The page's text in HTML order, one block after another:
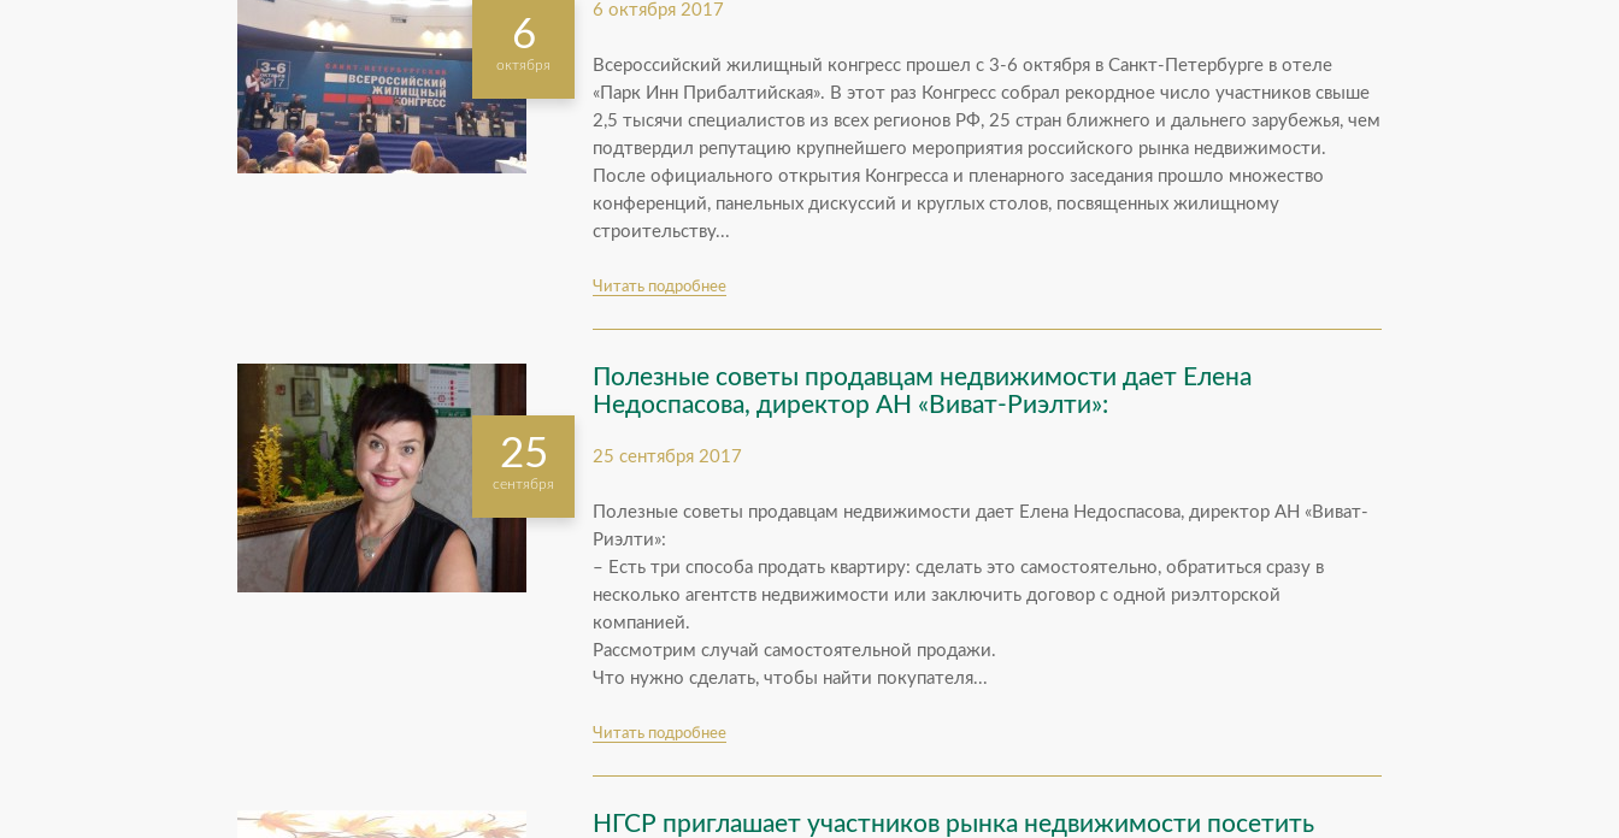
6
октября
6 октября 2017
Всероссийский жилищный конгресс прошел с 3-6 октября в Санкт-Петербурге в отеле
«Парк Инн Прибалтийская». В этот раз Конгресс собрал рекордное число участников свыше
2,5 тысячи специалистов из всех регионов РФ, 25 стран ближнего и дальнего зарубежья, чем
подтвердил репутацию крупнейшего мероприятия российского рынка недвижимости.
После официального открытия Конгресса и пленарного заседания прошло множество
конференций, панельных дискуссий и круглых столов, посвященных жилищному
строительству...
Читать подробнее
25
сентября
Полезные советы продавцам недвижимости дает Елена
Недоспасова, директор АН «Виват-Риэлти»:
25 сентября 2017
Полезные советы продавцам недвижимости дает Елена Недоспасова, директор АН «Виват-
Риэлти»:
– Есть три способа продать квартиру: сделать это самостоятельно, обратиться сразу в
несколько агентств недвижимости или заключить договор с одной риэлторской
компанией.
Рассмотрим случай самостоятельной продажи.
Что нужно сделать, чтобы найти покупателя...
Читать подробнее
НГСР приглашает участников рынка недвижимости посетить